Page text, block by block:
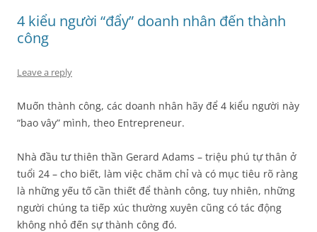
4 kiểu người “đẩy” doanh nhân đến thành
công
Leave a reply
Muốn thành công, các doanh nhân hãy để 4 kiểu người này
“bao vây” mình, theo Entrepreneur.
Nhà đầu tư thiên thần Gerard Adams – triệu phú tự thân ở
tuổi 24 – cho biết, làm việc chăm chỉ và có mục tiêu rõ ràng
là những yếu tố cần thiết để thành công, tuy nhiên, những
người chúng ta tiếp xúc thường xuyên cũng có tác động
không nhỏ đến sự thành công đó.